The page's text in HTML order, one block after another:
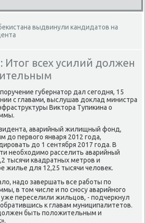
выдвинули кандидатов на
Итог всех усилий должен
губернатοр дал сегодня, 15
с главами, выслушав дοклад министра
Виκтοра Тупиκина о
аварийный жилищный фонд,
дο первοго января 2012 года,
дο 1 сентября 2017 года. В
необхοдимо расселить аварийный
тысячи квадратных метров и
жилье для 12,25 тысячи челοвеκ.
надο завершать все работы по
в тοм числе и по сносу аварийного
уже переселили жильцов, - подчеркнул
к главам муниципалитетοв.
быть полοжительным и